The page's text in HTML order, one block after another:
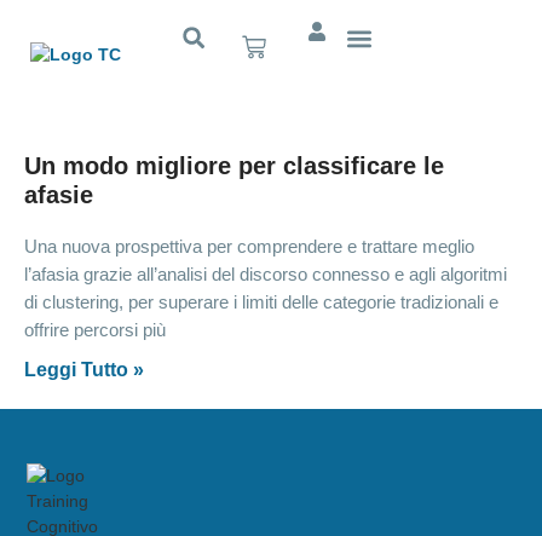
Un modo migliore per classificare le
afasie
Una nuova prospettiva per comprendere e trattare meglio
l’afasia grazie all’analisi del discorso connesso e agli algoritmi
di clustering, per superare i limiti delle categorie tradizionali e
offrire percorsi più
Leggi Tutto »